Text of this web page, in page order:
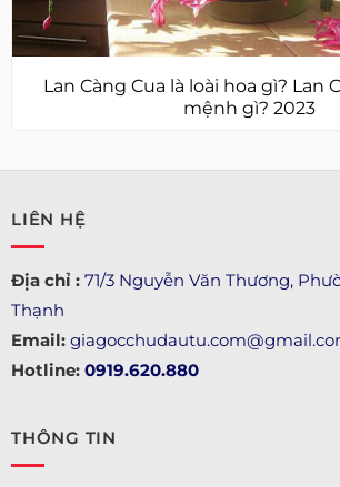
Lan Càng Cua là loài hoa gì? Lan
mệnh gì? 2023
LIÊN HỆ
Địa chỉ : 71/3 Nguyễn Văn Thương,
Thạnh
Email:
Hotline: 0919.620.880
THÔNG TIN